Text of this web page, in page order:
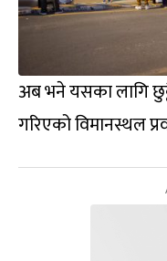
अब भने यसका लागि
गरिएको विमानस्थल